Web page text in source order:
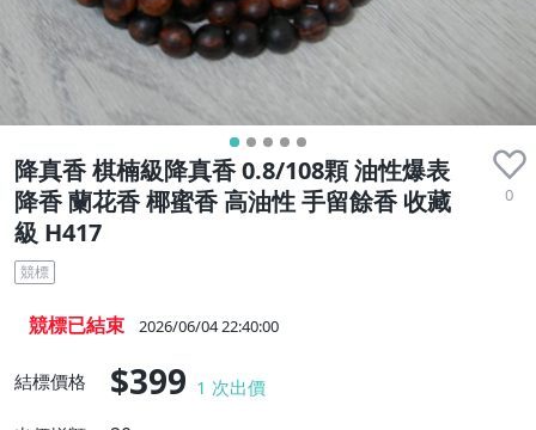
降真香 棋楠級降真香 0.8/108顆 油性爆表
降香 蘭花香 椰蜜香 高油性 手留餘香 收藏
級 H417
0
競標
競標已結束 2026/06/04 22:40:00
結標價格 $399 1 次出價